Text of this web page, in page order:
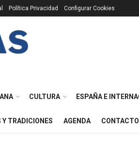
Política Privacidad Configurar Cookies
CULTURA ESPAÑA E
Y TRADICIONES AGENDA CONTACTO